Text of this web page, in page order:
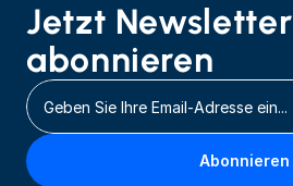
Jetzt Newsletter
abonnieren
Abonnieren